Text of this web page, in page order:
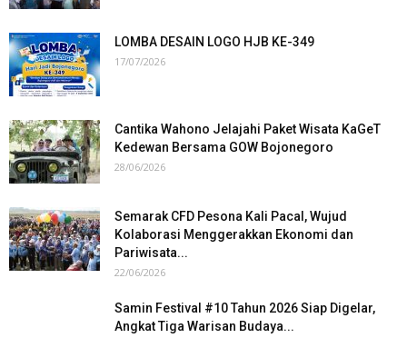
LOMBA DESAIN LOGO HJB KE-349
17/07/2026
Cantika Wahono Jelajahi Paket Wisata KaGeT
Kedewan Bersama GOW Bojonegoro
28/06/2026
Semarak CFD Pesona Kali Pacal, Wujud
Kolaborasi Menggerakkan Ekonomi dan
Pariwisata...
22/06/2026
Samin Festival #10 Tahun 2026 Siap Digelar,
Angkat Tiga Warisan Budaya...